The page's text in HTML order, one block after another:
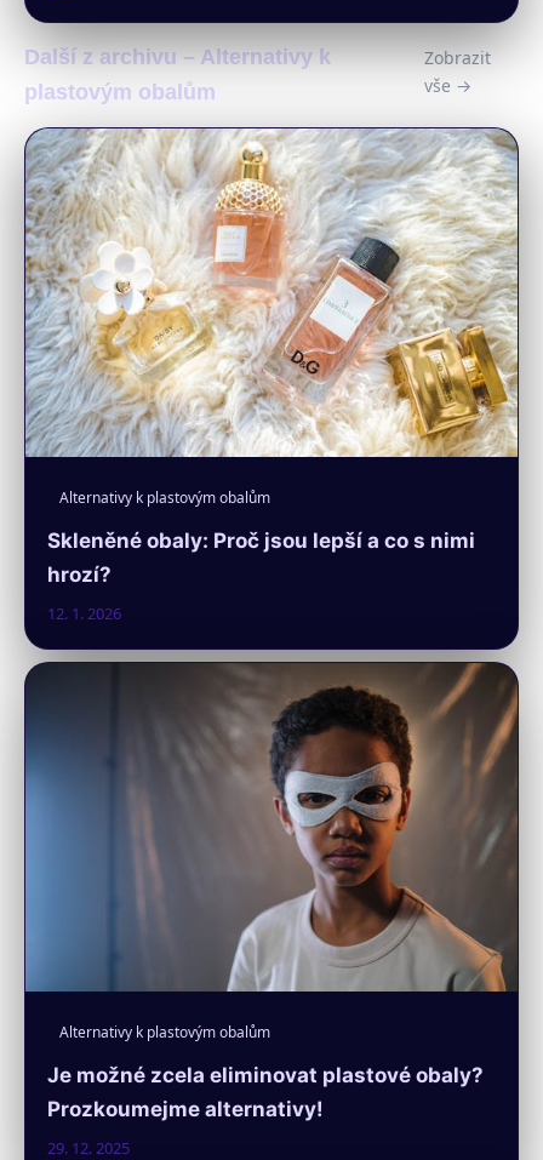
Další z archivu – Alternativy k
plastovým obalům
Zobrazit
vše →
Alternativy k plastovým obalům
Skleněné obaly: Proč jsou lepší a co s nimi
hrozí?
12. 1. 2026
Alternativy k plastovým obalům
Je možné zcela eliminovat plastové obaly?
Prozkoumejme alternativy!
29. 12. 2025